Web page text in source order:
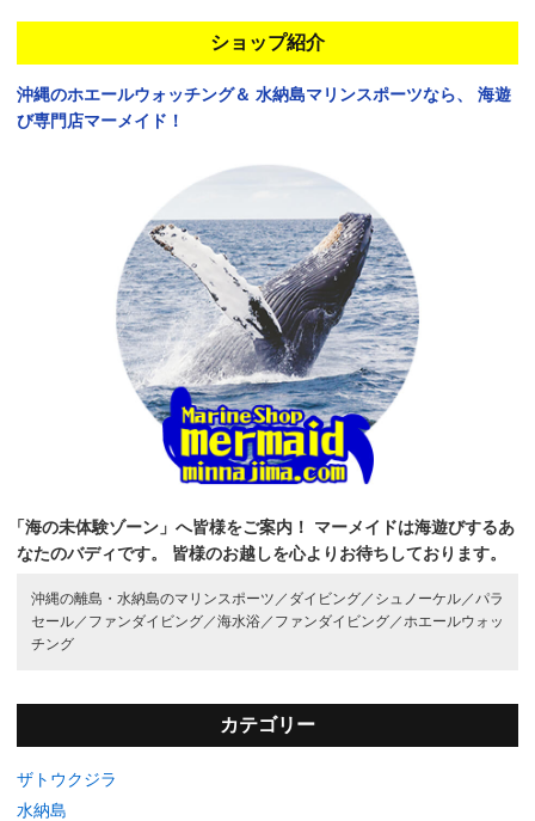
ショップ紹介
沖縄のホエールウォッチング＆ 水納島マリンスポーツなら、
海遊
び専門店マーメイド！
「海の未体験ゾーン」へ皆様をご案内！
マーメイドは海遊びするあ
なたのバディです。
皆様のお越しを心よりお待ちしております。
沖縄の離島・水納島のマリンスポーツ／ ダイビング／ シュノーケル／ パラ
セール／ ファンダイビング／海水浴／ ファンダイビング／ ホエールウォッ
チング
カテゴリー
ザトウクジラ
水納島